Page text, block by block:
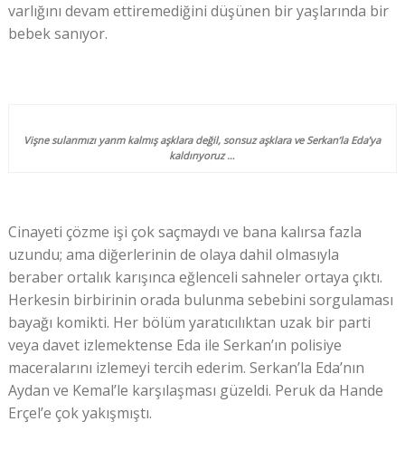
varlığını devam ettiremediğini düşünen bir yaşlarında bir
bebek sanıyor.
Vişne sularımızı yarım kalmış aşklara değil, sonsuz aşklara ve Serkan’la Eda’ya
kaldırıyoruz …
Cinayeti çözme işi çok saçmaydı ve bana kalırsa fazla
uzundu; ama diğerlerinin de olaya dahil olmasıyla
beraber ortalık karışınca eğlenceli sahneler ortaya çıktı.
Herkesin birbirinin orada bulunma sebebini sorgulaması
bayağı komikti. Her bölüm yaratıcılıktan uzak bir parti
veya davet izlemektense Eda ile Serkan’ın polisiye
maceralarını izlemeyi tercih ederim. Serkan’la Eda’nın
Aydan ve Kemal’le karşılaşması güzeldi. Peruk da Hande
Erçel’e çok yakışmıştı.